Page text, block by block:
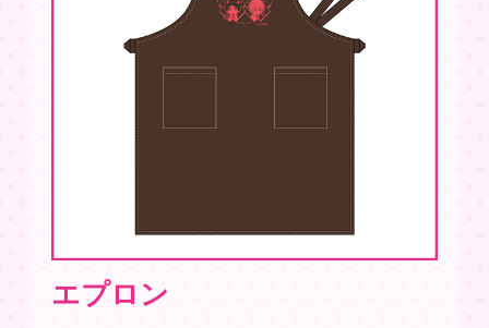
WEB動画番組
エプロン